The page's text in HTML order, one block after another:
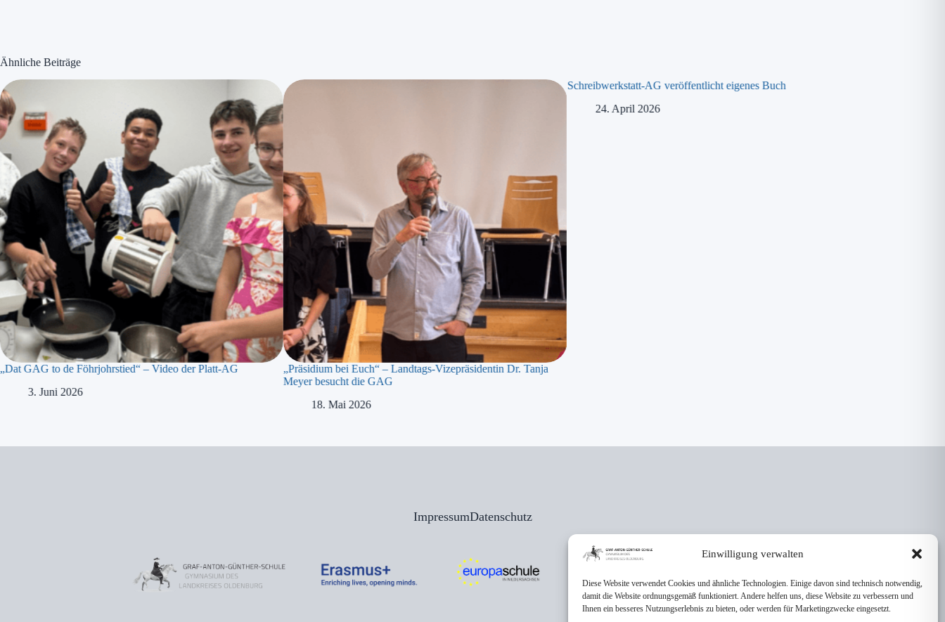
Einwilligung verwalten
Diese Website verwendet Cookies und ähnliche Technologien. Einige davon sind technisch notwendig,
damit die Website ordnungsgemäß funktioniert. Andere helfen uns, diese Website zu verbessern und
Ihnen ein besseres Nutzungserlebnis zu bieten, oder werden für Marketingzwecke eingesetzt.
Ähnliche Beiträge
„Dat GAG to de Föhrjohrstied“ – Video der Platt-AG
3. Juni 2026
„Präsidium bei Euch“ – Landtags-Vizepräsidentin Dr. Tanja
Meyer besucht die GAG
18. Mai 2026
Schreibwerkstatt-AG veröffentlicht eigenes Buch
24. April 2026
ImpressumDatenschutz